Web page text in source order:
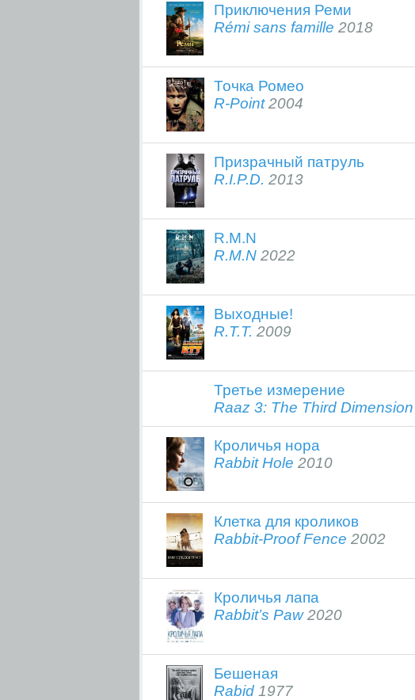
Приключения Реми
Rémi sans famille 2018
Точка Ромео
R-Point2004
Призрачный патруль
R.I.P.D. 2013
R.M.N
R.M.N 2022
Выходные!
R.T.T. 2009
Третье измерение
Raaz 3: The Third Dimension
Кроличья нора
Rabbit Hole 2010
Клетка для кроликов
Rabbit-Proof Fence 2002
Кроличья лапа
Rabbit’s Paw2020
Бешеная
Rabid 1977